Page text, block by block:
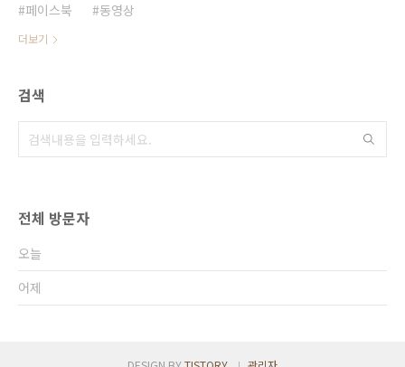
페이스북
동영상
더보기
검색
전체 방문자
오늘
어제